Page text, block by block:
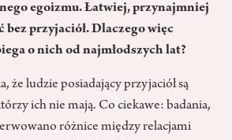
egoizmu. Łatwiej, przynajmniej
bez przyjaciół. Dlaczego więc
o nich od najmłodszych lat?
że ludzie posiadający przyjaciół są
ich nie mają. Co ciekawe: badania,
różnice między relacjami